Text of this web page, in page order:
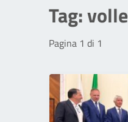
Tag:
Pagina 1 di 1